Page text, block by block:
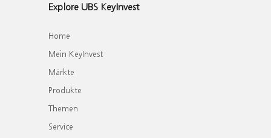
Explore UBS KeyInvest
Home
Mein KeyInvest
Märkte
Produkte
Themen
Service